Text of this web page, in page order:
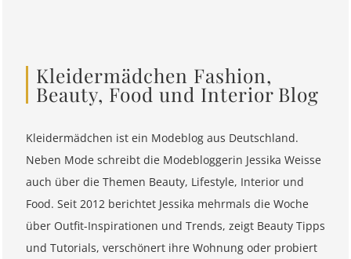
Kleidermädchen Fashion,
Beauty, Food und Interior Blog
Kleidermädchen ist ein Modeblog aus Deutschland.
Neben Mode schreibt die Modebloggerin Jessika Weisse
auch über die Themen Beauty, Lifestyle, Interior und
Food. Seit 2012 berichtet Jessika mehrmals die Woche
über Outfit-Inspirationen und Trends, zeigt Beauty Tipps
und Tutorials, verschönert ihre Wohnung oder probiert